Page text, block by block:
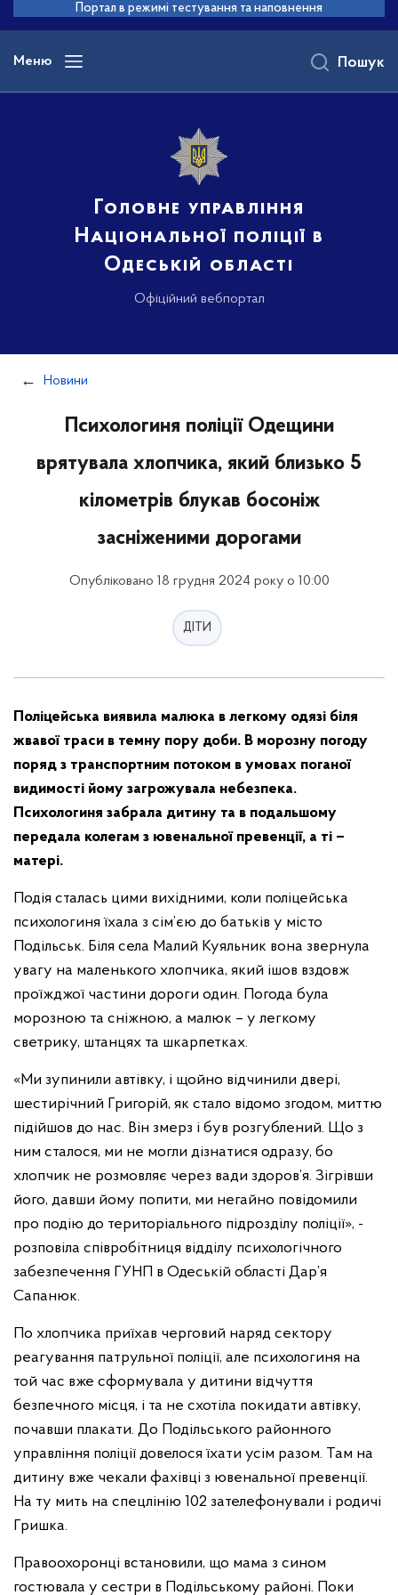
основного
вмісту
Портал в режимі тестування та наповнення
Меню
Головне управління
Національної поліції в
Одеській області
Офіційний вебпортал
Пошук
Новини
Психологиня поліції Одещини
врятувала хлопчика, який близько 5
кілометрів блукав босоніж
засніженими дорогами
Опубліковано 18 грудня 2024 року о 10:00
ДІТИ
Поліцейська виявила малюка в легкому одязі біля
жвавої траси в темну пору доби. В морозну погоду
поряд з транспортним потоком в умовах поганої
видимості йому загрожувала небезпека.
Психологиня забрала дитину та в подальшому
передала колегам з ювенальної превенції, а ті –
матері.
Подія сталась цими вихідними, коли поліцейська
психологиня їхала з сім’єю до батьків у місто
Подільськ. Біля села Малий Куяльник вона звернула
увагу на маленького хлопчика, який ішов вздовж
проїжджої частини дороги один. Погода була
морозною та сніжною, а малюк – у легкому
светрику, штанцях та шкарпетках.
«Ми зупинили автівку, і щойно відчинили двері,
шестирічний Григорій, як стало відомо згодом, миттю
підійшов до нас. Він змерз і був розгублений. Що з
ним сталося, ми не могли дізнатися одразу, бо
хлопчик не розмовляє через вади здоров’я. Зігрівши
його, давши йому попити, ми негайно повідомили
про подію до територіального підрозділу поліції», -
розповіла співробітниця відділу психологічного
забезпечення ГУНП в Одеській області Дар’я
Сапанюк.
По хлопчика приїхав черговий наряд сектору
реагування патрульної поліції, але психологиня на
той час вже сформувала у дитини відчуття
безпечного місця, і та не схотіла покидати автівку,
почавши плакати. До Подільського районного
управління поліції довелося їхати усім разом. Там на
дитину вже чекали фахівці з ювенальної превенції.
На ту мить на спецлінію 102 зателефонували і родичі
Гришка.
Правоохоронці встановили, що мама з сином
гостювала у сестри в Подільському районі. Поки